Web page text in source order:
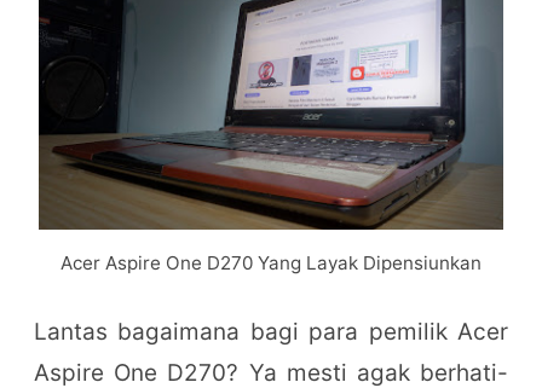
Acer Aspire One D270 Yang Layak Dipensiunkan
Lantas bagaimana bagi para pemilik Acer
Aspire One D270? Ya mesti agak berhati-